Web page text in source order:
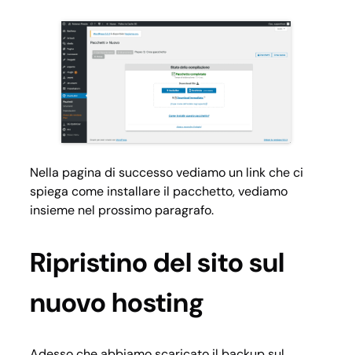
Nella pagina di successo vediamo un link che ci
spiega come installare il pacchetto, vediamo
insieme nel prossimo paragrafo.
Ripristino del sito sul
nuovo hosting